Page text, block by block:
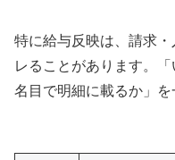
特に給与反映は、請求
レることがあります。
名目で明細に載るか」を